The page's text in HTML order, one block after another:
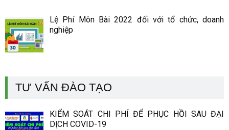
Lệ Phí Môn Bài 2022 đối với tổ chức, doanh
nghiệp
TƯ VẤN ĐÀO TẠO
KIỂM SOÁT CHI PHÍ ĐỂ PHỤC HỒI SAU ĐẠI
DỊCH COVID-19